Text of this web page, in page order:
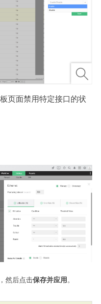
页面禁用特定接口的状
然后点击保存并应用 。